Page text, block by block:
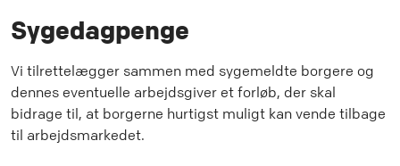
Sygedagpenge
Vi tilrettelægger sammen med sygemeldte borgere og
dennes eventuelle arbejdsgiver et forløb, der skal
bidrage til, at borgerne hurtigst muligt kan vende tilbage
til arbejdsmarkedet.